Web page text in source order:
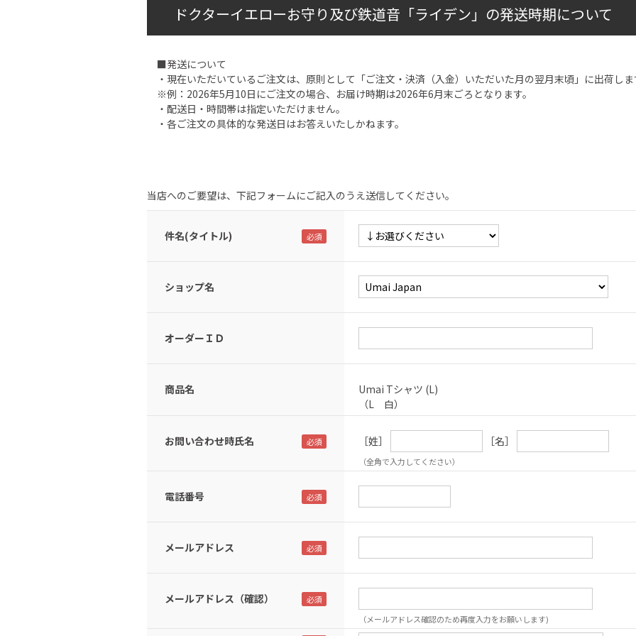
ドクターイエローお守り及び鉄道音「ライデン」の発送時期について
■発送について
・現在いただいているご注文は、原則として「ご注文・決済（入金）いただいた月の翌月末頃」に出荷しま
※例：2026年5月10日にご注文の場合、お届け時期は2026年6月末ごろとなります。
・配送日・時間帯は指定いただけません。
・各ご注文の具体的な発送日はお答えいたしかねます。
当店へのご要望は、下記フォームにご記入のうえ送信してください。
件名(タイトル)
ショップ名
オーダーＩＤ
商品名
Umai Tシャツ (L)
（L 白）
お問い合わせ時氏名 ［姓］ ［名］
（全角で入力してください）
電話番号
メールアドレス
メールアドレス（確認）
（メールアドレス確認のため再度入力をお願いします)